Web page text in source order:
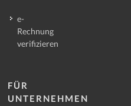
e-
Rechnung
verifizieren
FÜR
UNTERNEHMEN